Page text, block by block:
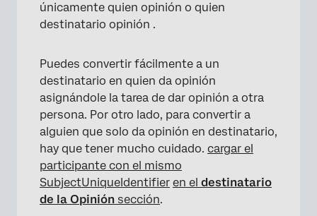
únicamente quien opinión o quien
destinatario opinión .
Puedes convertir fácilmente a un
destinatario en quien da opinión
asignándole la tarea de dar opinión a otra
persona. Por otro lado, para convertir a
alguien que solo da opinión en destinatario,
hay que tener mucho cuidado. cargar el
participante con el mismo
SubjectUniqueIdentifier en el destinatario
de la Opinión sección.